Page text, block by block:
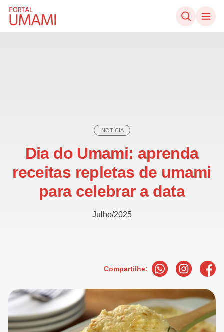
Ir direto ao conteúdo
NOTÍCIA
Dia do Umami: aprenda
receitas repletas de umami
para celebrar a data
Julho/2025
Compartilhe: